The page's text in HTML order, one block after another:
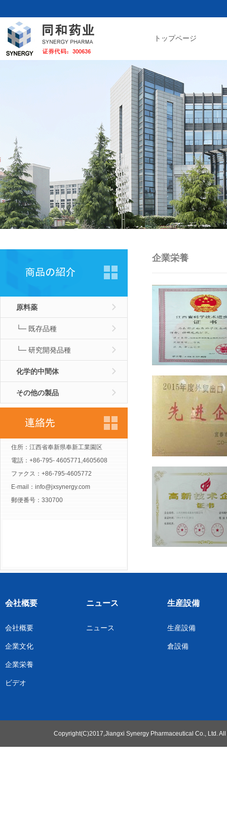
トップページ
原料薬
└─ 既存品種
└─ 研究開発品種
化学的中間体
その他の製品
住所：江西省奉新県奉新工業園区
電話：+86-795- 4605771,4605608
ファクス：+86-795-4605772
E-mail： info@jxsynergy.com
郵便番号：330700
企業栄養
会社概要
会社概要
企業文化
企業栄養
ビデオ
ニュース
ニュース
生産設備
生産設備
倉設備
Copyright(C)2017,Jiangxi Synergy Pharmaceutical Co., Ltd.All